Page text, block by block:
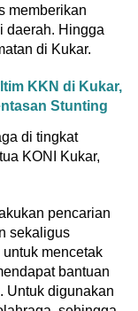
memberikan
daerah. Hingga
di Kukar.
KKN di Kukar,
Stunting
di tingkat
KONI Kukar,
pencarian
sekaligus
mencetak
bantuan
Untuk digunakan